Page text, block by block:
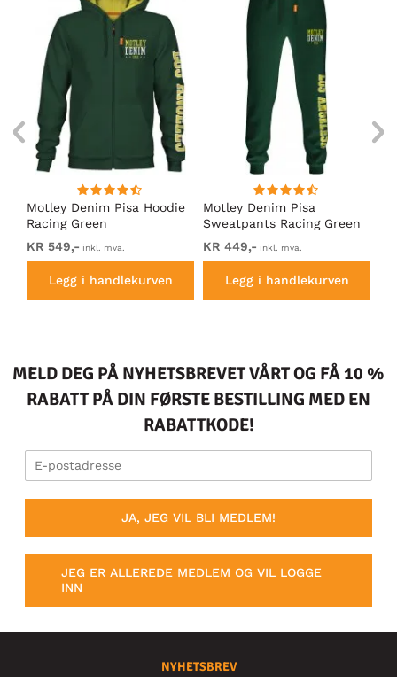
Motley Denim Pisa Hoodie
Racing Green
KR 549,- inkl. mva.
Legg i handlekurven
Motley Denim Pisa
Sweatpants Racing Green
KR 449,- inkl. mva.
Legg i handlekurven
MELD DEG PÅ NYHETSBREVET VÅRT OG FÅ 10 %
RABATT PÅ DIN FØRSTE BESTILLING MED EN
RABATTKODE!
JA, JEG VIL BLI MEDLEM!
JEG ER ALLEREDE MEDLEM OG VIL LOGGE
INN
NYHETSBREV